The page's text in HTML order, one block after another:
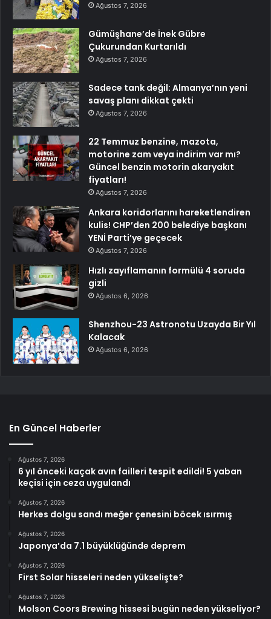
Ağustos 7, 2026
Gümüşhane’de İnek Gübre
Çukurundan Kurtarıldı
Ağustos 7, 2026
Sadece tank değil: Almanya’nın yeni
savaş planı dikkat çekti
Ağustos 7, 2026
22 Temmuz benzine, mazota,
motorine zam veya indirim var mı?
Güncel benzin motorin akaryakıt
fiyatları!
Ağustos 7, 2026
Ankara koridorlarını hareketlendiren
kulis! CHP’den 200 belediye başkanı
YENİ Parti’ye geçecek
Ağustos 7, 2026
Hızlı zayıflamanın formülü 4 soruda
gizli
Ağustos 6, 2026
Shenzhou-23 Astronotu Uzayda Bir Yıl
Kalacak
Ağustos 6, 2026
En Güncel Haberler
Ağustos 7, 2026
6 yıl önceki kaçak avın failleri tespit edildi! 5 yaban
keçisi için ceza uygulandı
Ağustos 7, 2026
Herkes dolgu sandı meğer çenesini böcek ısırmış
Ağustos 7, 2026
Japonya’da 7.1 büyüklüğünde deprem
Ağustos 7, 2026
First Solar hisseleri neden yükselişte?
Ağustos 7, 2026
Molson Coors Brewing hissesi bugün neden yükseliyor?